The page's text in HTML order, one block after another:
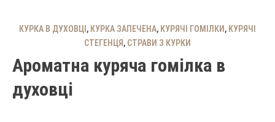
КУРКА В ДУХОВЦІ , КУРКА ЗАПЕЧЕНА, КУРЯЧІ ГОМІЛКИ , КУРЯЧІ
СТЕГЕНЦЯ, СТРАВИ З КУРКИ
Ароматна куряча гомілка в
духовці